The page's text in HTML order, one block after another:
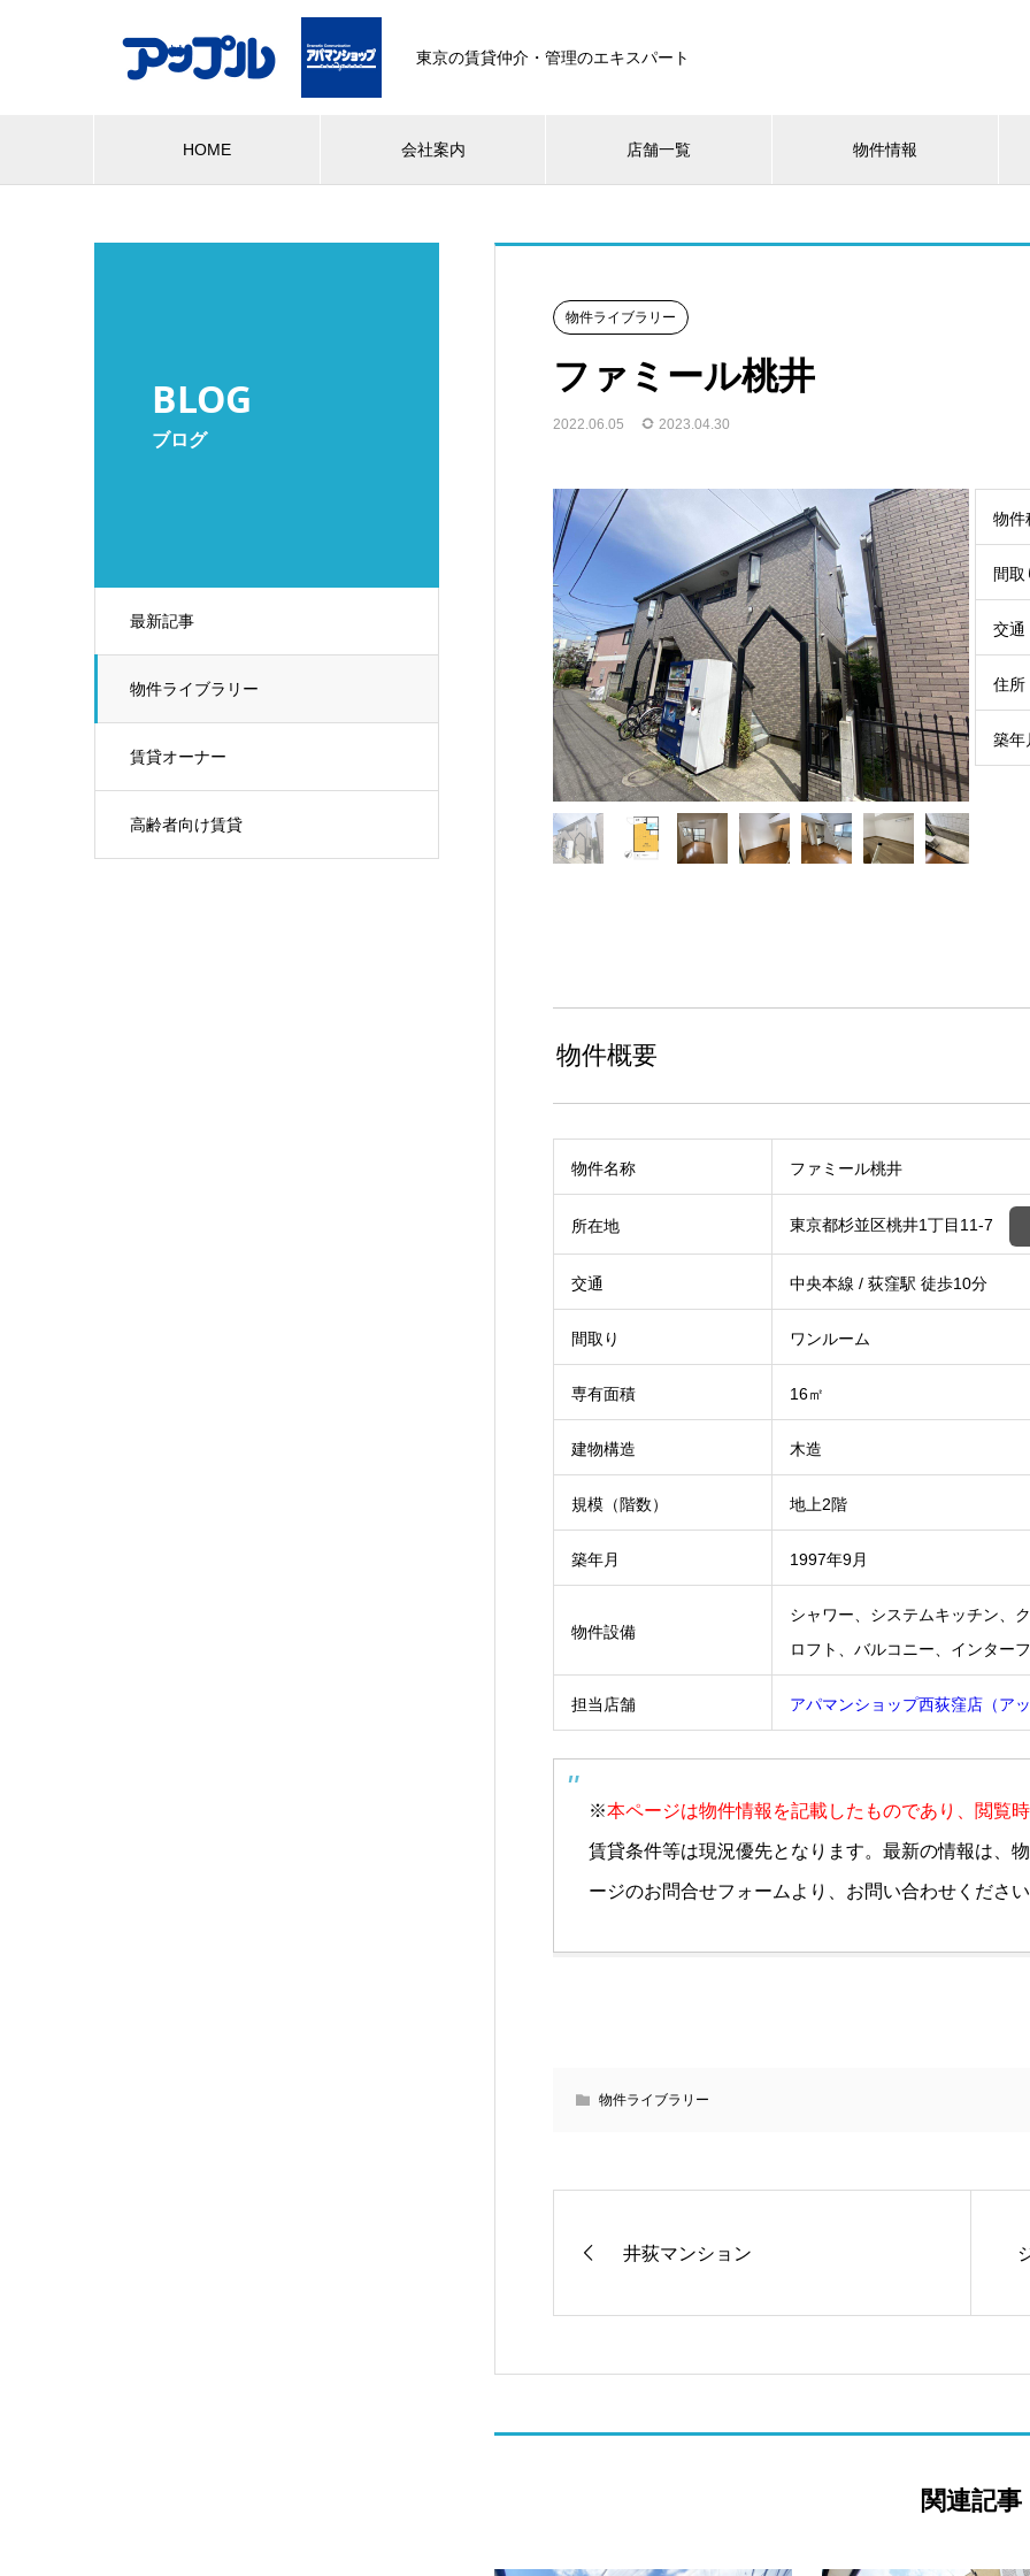
東京の賃貸仲介・管理のエキスパート
HOME 会社案内 店舗一覧 物件情報
BLOG
ブログ
最新記事
物件ライブラリー
賃貸オーナー
高齢者向け賃貸
物件ライブラリー
ファミール桃井
2022.06.05 2023.04.30
物件
間取
交通
住所
築年
物件概要
物件名称 ファミール桃井
所在地 東京都杉並区桃井1丁目11-7
交通 中央本線 / 荻窪駅 徒歩10分
間取り ワンルーム
専有面積 16㎡
建物構造 木造
規模（階数） 地上2階
築年月 1997年9月
物件設備
シャワー、システムキッチン、
ロフト、バルコニー、インター
担当店舗 アパマンショップ西荻窪店（ア
※本ページは物件情報を記載したものであり、閲覧
賃貸条件等は現況優先となります。最新の情報は、
ージのお問合せフォームより、お問い合わせくださ
物件ライブラリー
井荻マンション
関連記事